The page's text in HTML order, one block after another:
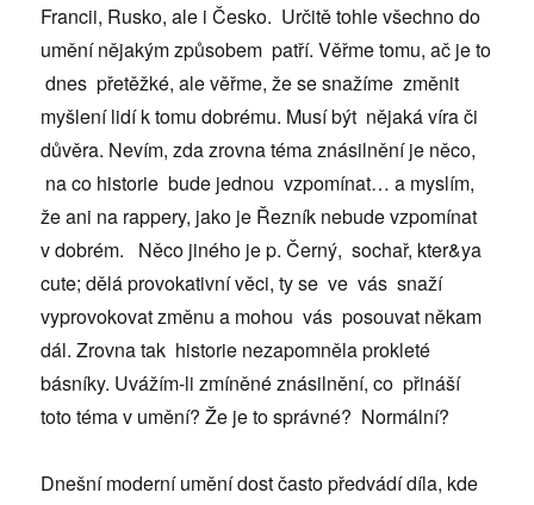
Francii, Rusko, ale i Česko. Určitě tohle všechno do
umění nějakým způsobem patří. Věřme tomu, ač je to
dnes přetěžké, ale věřme, že se snažíme změnit
myšlení lidí k tomu dobrému. Musí být nějaká víra či
důvěra. Nevím, zda zrovna téma znásilnění je něco,
na co historie bude jednou vzpomínat… a myslím,
že ani na rappery, jako je Řezník nebude vzpomínat
v dobrém. Něco jiného je p. Černý, sochař, kter&ya
cute; dělá provokativní věci, ty se ve vás snaží
vyprovokovat změnu a mohou vás posouvat někam
dál. Zrovna tak historie nezapomněla prokleté
básníky. Uvážím-li zmíněné znásilnění, co přináší
toto téma v umění? Že je to správné? Normální?
Dnešní moderní umění dost často předvádí díla, kde